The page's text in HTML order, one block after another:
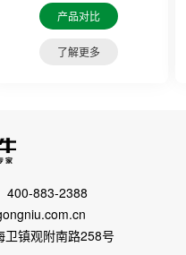
产品对比
了解更多
400-883-2388
镇观附南路258号